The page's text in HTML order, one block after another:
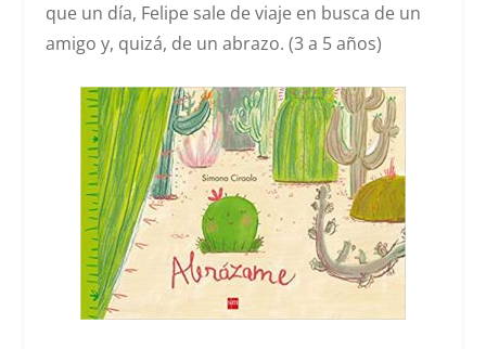
que un día, Felipe sale de viaje en busca de un
amigo y, quizá, de un abrazo. (3 a 5 años)